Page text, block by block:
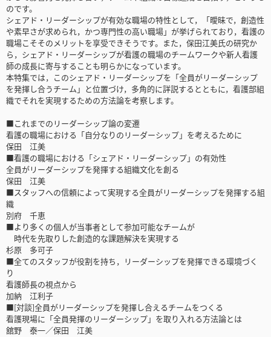
のです。
シェアド・リーダーシップが有効な職場の特性として，「曖昧で，創造性
や素早さが求められ，かつ専門性の高い職場」が挙げられており，看護の
職場こそそのメリットを享受できそうです。また，保田江美氏の研究か
ら，シェアド・リーダーシップが看護の職場のチームワークや新人看護
師の成長に寄与することも明らかになっています。
本特集では，このシェアド・リーダーシップを「全員がリーダーシップ
を発揮し合うチーム」と位置づけ，多角的に詳説するとともに，看護部組
織でそれを実現するための方法論を考察します。
■これまでのリーダーシップ論の変遷
看護の職場における「自分なりのリーダーシップ」を考えるために
保田 江美
■看護の職場における「シェアド・リーダーシップ」の有効性
全員がリーダーシップを発揮する組織文化を創る
保田 江美
■スタッフへの信頼によって実現する全員がリーダーシップを発揮する組
織
別府 千恵
■より多くの個人が当事者として参加可能なチームが
時代を先取りした創造的な課題解決を実現する
杉原 多可子
■全てのスタッフが役割を持ち，リーダーシップを発揮できる環境づく
り
看護師長の視点から
加納 江利子
■[対談]全員がリーダーシップを発揮し合えるチームをつくる
看護現場に「全員発揮のリーダーシップ」を取り入れる方法論とは
舘野 泰一／保田 江美